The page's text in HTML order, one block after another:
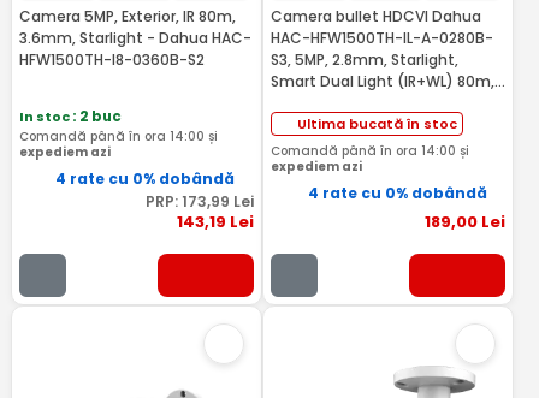
Camera 5MP, Exterior, IR 80m,
3.6mm, Starlight - Dahua HAC-
HFW1500TH-I8-0360B-S2
In stoc: 2 buc
Comandă până în ora 14:00 și
expediem azi
4 rate cu 0% dobândă
PRP: 173,99 Lei
143,19 Lei
Camera bullet HDCVI Dahua
HAC-HFW1500TH-IL-A-0280B-
S3, 5MP, 2.8mm, Starlight,
Smart Dual Light (IR+WL) 80m,
Ultima bucată în stoc
Comandă până în ora 14:00 și
expediem azi
4 rate cu 0% dobândă
189,00 Lei